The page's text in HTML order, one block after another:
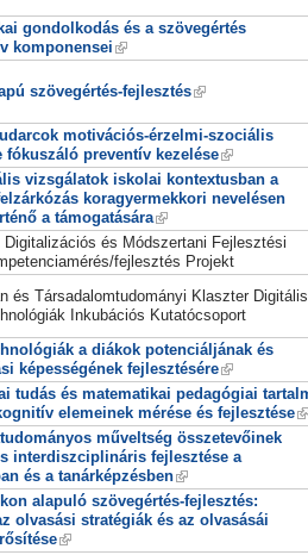
gondolkodás és a szövegértés
komponensei
szövegértés-fejlesztés
motivációs-érzelmi-szociális
fókuszáló preventív kezelése
vizsgálatok iskolai kontextusban a
koragyermekkori nevelésen
a támogatására
és Módszertani Fejlesztési
fejlesztés Projekt
és Társadalomtudományi Klaszter Digitális
Inkubációs Kutatócsoport
a diákok potenciáljának és
képességének fejlesztésére
tudás és matematikai pedagógiai
elemeinek mérése és fejlesztése
műveltség összetevőinek
interdiszciplináris fejlesztése a
és a tanárképzésben
alapuló szövegértés-fejlesztés:
olvasási stratégiák és az olvasásái